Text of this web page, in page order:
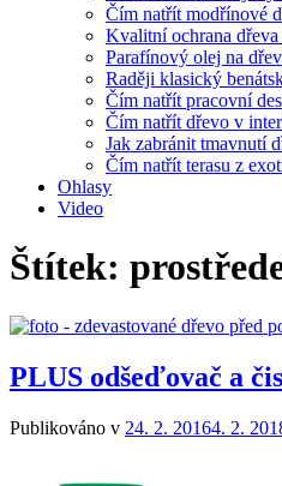
Čím natřít modřínové
Kvalitní ochrana
Parafínový olej na
Raději klasický
Čím natřít pracovní
Čím natřít dřevo v
Jak zabránit tmavnutí
Čím natřít terasu z
Ohlasy
Video
Štítek:
PLUS odšeďovač a
Publikováno v 24. 2. 20164. 2.